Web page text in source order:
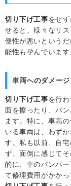
切り下げ工事をせ
せると、様々なリ
便性が悪いという
能性も孕んでいます
車両へのダメー
切り下げ工事を行
面を擦ったり、バ
ます。特に、車高
いる車両は、わず
す。私も以前、自
ず、面倒に感じて
的に、車のバンパ
て修理費用がかか